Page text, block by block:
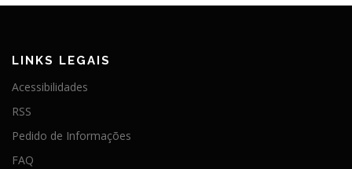
LINKS LEGAIS
Acessibilidades
RSS
Pedido de Informações
FAQ